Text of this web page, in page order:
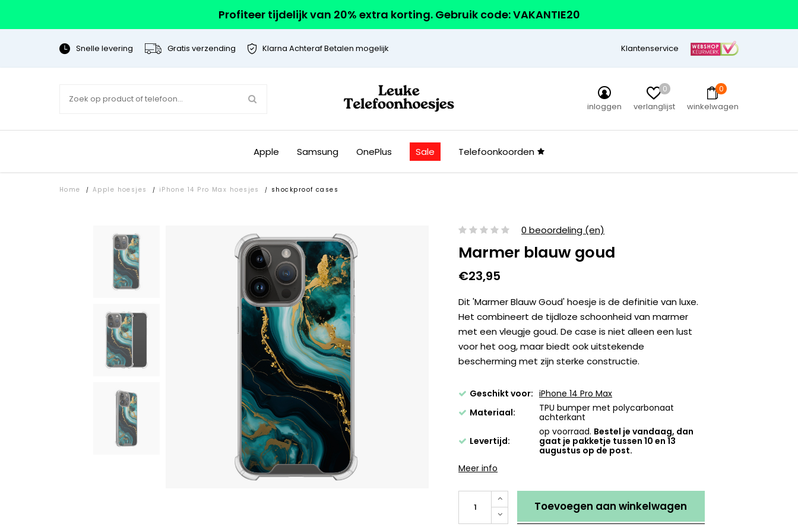
Profiteer tijdelijk van 20% extra korting. Gebruik code: VAKANTIE20
Snelle levering Gratis verzending Klarna Achteraf Betalen mogelijk Klantenservice
inloggen
0
verlanglijst
0
winkelwagen
Apple Samsung OnePlus Sale Telefoonkoorden
Home / Apple hoesjes / iPhone 14 Pro Max hoesjes / shockproof cases
0 beoordeling (en)
Marmer blauw goud
€23,95
Dit 'Marmer Blauw Goud' hoesje is de definitie van luxe.
Het combineert de tijdloze schoonheid van marmer
met een vleugje goud. De case is niet alleen een lust
voor het oog, maar biedt ook uitstekende
bescherming met zijn sterke constructie.
Geschikt voor: iPhone 14 Pro Max
Materiaal:
TPU bumper met polycarbonaat
achterkant
Levertijd:
op voorraad. Bestel je vandaag, dan
gaat je pakketje tussen 10 en 13
augustus op de post.
Meer info
Toevoegen aan winkelwagen